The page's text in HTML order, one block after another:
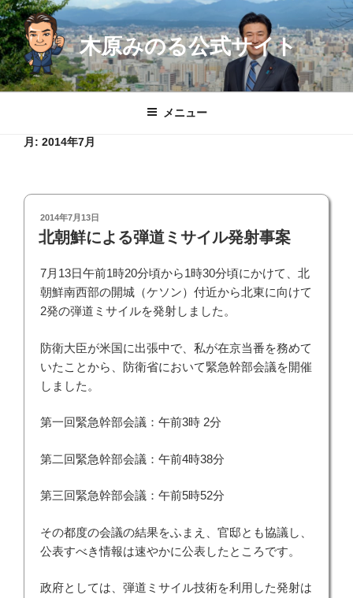
コ
ン
テ
ン
ツ
木原みのる公式サイト
メニュー
月: 2014年7月
投
稿
日:
2014年7月13日
北朝鮮による弾道ミサイル発射事案
7月13日午前1時20分頃から1時30分頃にかけて、北
朝鮮南西部の開城（ケソン）付近から北東に向けて
2発の弾道ミサイルを発射しました。
防衛大臣が米国に出張中で、私が在京当番を務めて
いたことから、防衛省において緊急幹部会議を開催
しました。
第一回緊急幹部会議：午前3時 2分
第二回緊急幹部会議：午前4時38分
第三回緊急幹部会議：午前5時52分
その都度の会議の結果をふまえ、官邸とも協議し、
公表すべき情報は速やかに公表したところです。
政府としては、弾道ミサイル技術を利用した発射は